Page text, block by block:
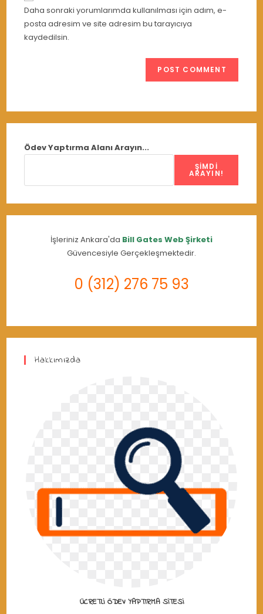
URL
(optional)
Daha sonraki yorumlarımda kullanılması için adım, e-
posta adresim ve site adresim bu tarayıcıya
kaydedilsin.
Ödev Yaptırma Alanı Arayın...
ŞIMDI
ARAYIN!
İşleriniz Ankara'da Bill Gates Web Şirketi
Güvencesiyle Gerçekleşmektedir.
0 (312) 276 75 93
Hakkımızda
ÜCRETLI ÖDEV YAPTIRMA SITESI